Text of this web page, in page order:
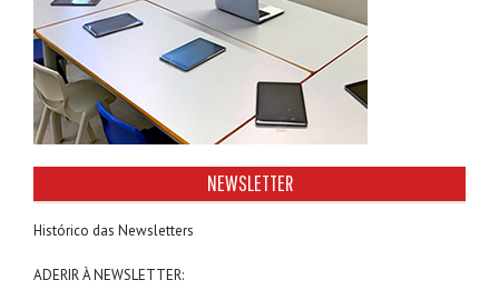
NEWSLETTER
Histórico das Newsletters
ADERIR À NEWSLETTER: